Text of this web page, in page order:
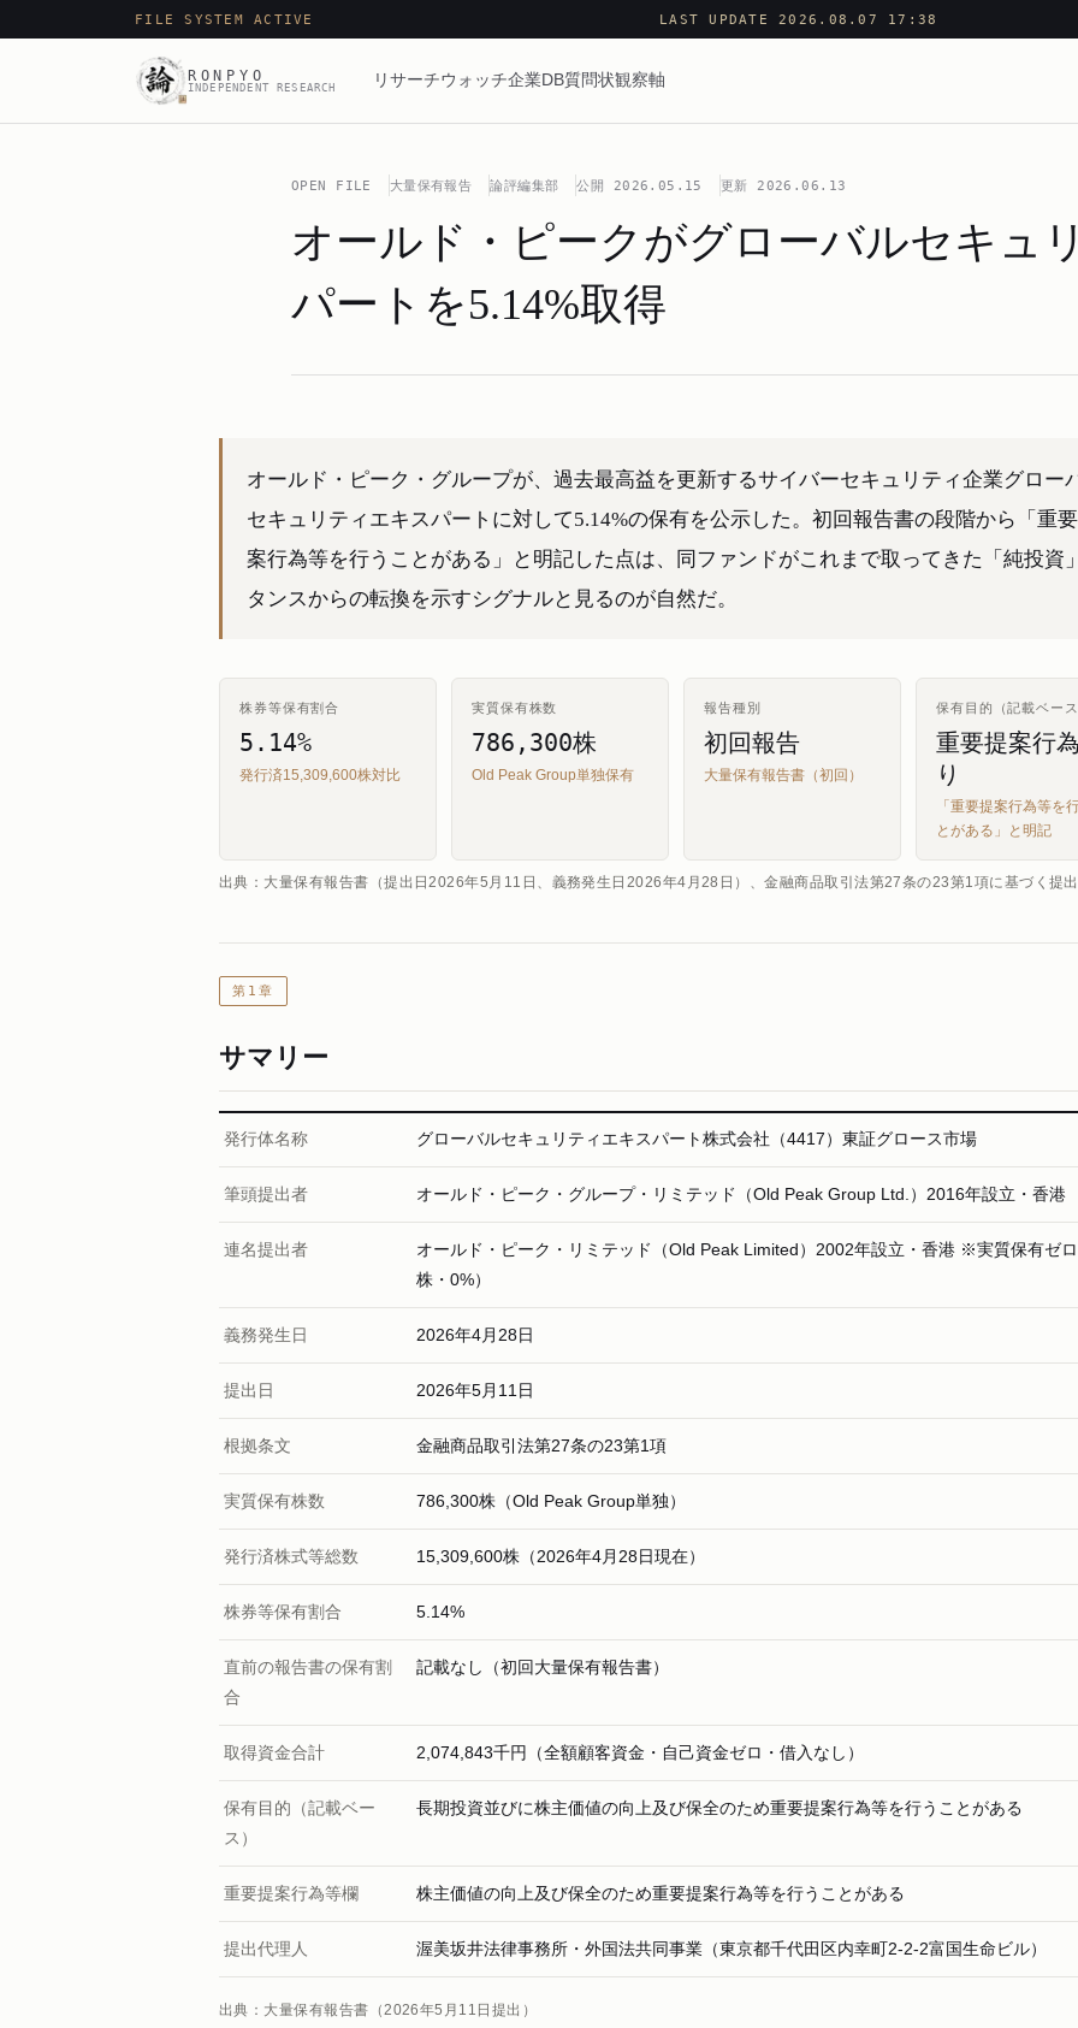
FILE SYSTEM ACTIVE LAST UPDATE 2026.08.07 17:38
RONPYO
INDEPENDENT RESEARCH リサーチウォッチ企業DB質問状観察軸
OPEN FILE 大量保有報告 論評編集部 公開 2026.05.15 更新 2026.06.13
オールド・ピークがグローバルセキュ
パートを5.14%取得
オールド・ピーク・グループが、過去最高益を更新するサイバーセキュリティ企業グロー
セキュリティエキスパートに対して5.14%の保有を公示した。初回報告書の段階から「重
案行為等を行うことがある」と明記した点は、同ファンドがこれまで取ってきた「純投資
タンスからの転換を示すシグナルと見るのが自然だ。
株券等保有割合
5.14%
発行済15,309,600株対比
実質保有株数
786,300株
Old Peak Group単独保有
報告種別
初回報告
大量保有報告書（初回）
保有目的（記載ベー
重要提案行
り
「重要提案行為等を
とがある」と明記
出典：大量保有報告書（提出日2026年5月11日、義務発生日2026年4月28日）、金融商品取引法第27条の23第1項に基づく提出
第1章
サマリー
発行体名称 グローバルセキュリティエキスパート株式会社（4417）東証グロース市場
筆頭提出者 オールド・ピーク・グループ・リミテッド（Old Peak Group Ltd.）2016年設立・香港
連名提出者
オールド・ピーク・リミテッド（Old Peak Limited）2002年設立・香港 ※実質保有ゼ
株・0%）
義務発生日 2026年4月28日
提出日 2026年5月11日
根拠条文 金融商品取引法第27条の23第1項
実質保有株数 786,300株（Old Peak Group単独）
発行済株式等総数 15,309,600株（2026年4月28日現在）
株券等保有割合 5.14%
直前の報告書の保有割
合
記載なし（初回大量保有報告書）
取得資金合計 2,074,843千円（全額顧客資金・自己資金ゼロ・借入なし）
保有目的（記載ベー
ス）
長期投資並びに株主価値の向上及び保全のため重要提案行為等を行うことがある
重要提案行為等欄 株主価値の向上及び保全のため重要提案行為等を行うことがある
提出代理人 渥美坂井法律事務所・外国法共同事業（東京都千代田区内幸町2-2-2富国生命ビル）
出典：大量保有報告書（2026年5月11日提出）